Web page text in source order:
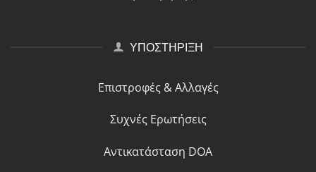
ΥΠΟΣΤΗΡΙΞΗ
Επιστροφές & Αλλαγές
Συχνές Ερωτήσεις
Αντικατάσταση DOA